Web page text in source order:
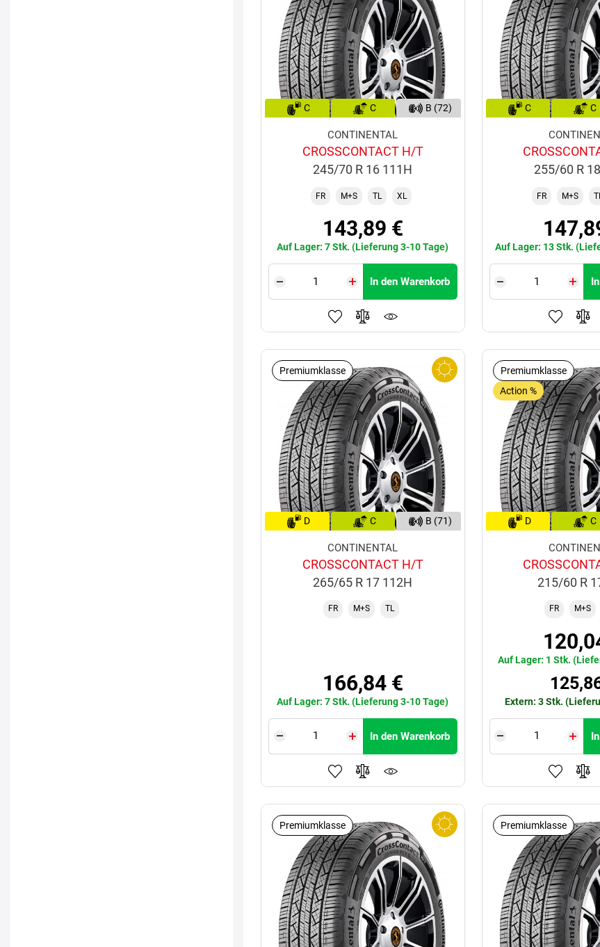
C C B (72)
CONTINENTAL
CROSSCONTACT H/T
245/70 R 16 111H
FR M+S TL XL
143,89 €
Auf Lager: 7 Stk. (Lieferung 3-10 Tage)
In den Warenkorb
C C
255/60 R
FR M+S
Auf Lager: 13 Stk.
Premiumklasse
D C B (71)
CONTINENTAL
CROSSCONTACT H/T
265/65 R 17 112H
FR M+S TL
166,84 €
Auf Lager: 7 Stk. (Lieferung 3-10 Tage)
In den Warenkorb
Premiumklasse
Action %
D C
215/60 R
FR M+S
Auf Lager: 1 Stk.
Extern: 3 Stk.
Premiumklasse Premiumklasse